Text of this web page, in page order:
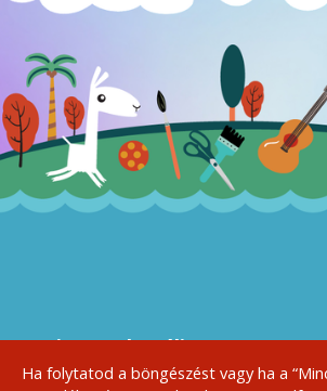
A Sziget Kulturális
Szervezőiroda bemutatja:
Ha folytatod a böngészést vagy ha a